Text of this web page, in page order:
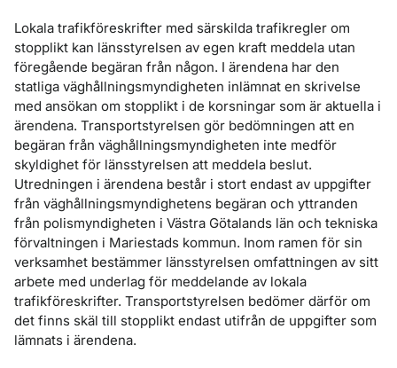
Lokala trafikföreskrifter med särskilda trafikregler om
stopplikt kan länssty­relsen av egen kraft meddela utan
föregående begäran från någon. I ären­dena har den
statliga väghållningsmyndigheten inlämnat en skrivelse
med ansö­kan om stopplikt i de korsningar som är aktuella i
ärendena. Transport­sty­relsen gör bedömningen att en
begäran från väghållningsmyndigheten inte medför
skyldighet för länsstyrelsen att meddela beslut.
Utredningen i ären­dena består i stort endast av uppgifter
från väghållningsmyndighetens begä­ran och yttranden
från polismyndigheten i Västra Götalands län och tek­niska
förvaltningen i Mariestads kommun. Inom ramen för sin
verksam­het bestämmer länsstyrelsen omfattningen av sitt
arbete med underlag för med­delande av lokala
trafikföreskrifter. Transportstyrelsen bedömer därför om
det finns skäl till stopplikt endast utifrån de uppgifter som
lämnats i ären­dena.